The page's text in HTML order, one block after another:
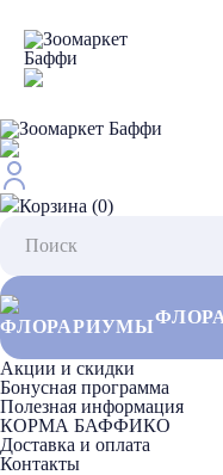
Корзина (0)
Акции и скидки
Бонусная программа
Полезная информация
КОРМА БАФФИКО
Доставка и оплата
Контакты